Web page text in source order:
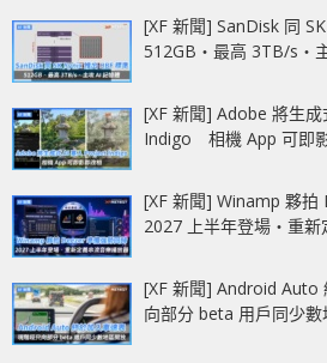
[XF 新聞] SanDisk 同
512GB‧最高 3TB/s‧
[XF 新聞] Adobe 將生
Indigo 相機 App 可即
[XF 新聞] Winamp 夥
2027 上半年登場‧重新
[XF 新聞] Android
向部分 beta 用戶同少數